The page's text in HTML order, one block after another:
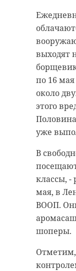
выходят
по 16
около
этого
уже
В
классы, -
мая, в
ВООП.
шоперы.
района.
тыловой
говорит
В
работают
техники.
Новая
большие
залы с
актовый
Фото:
https://